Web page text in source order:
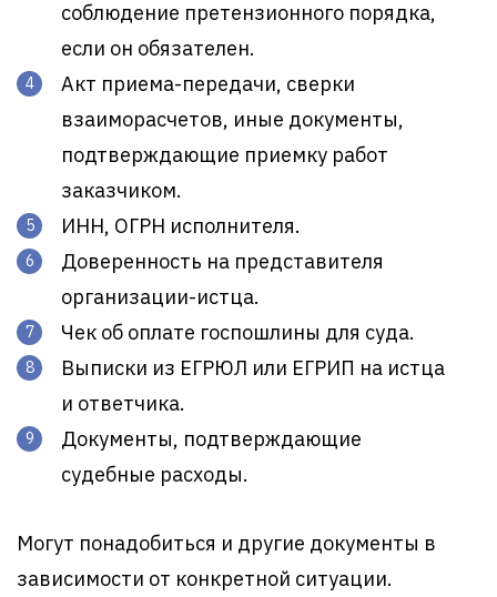
соблюдение претензионного порядка,
если он обязателен.
Акт приема-передачи, сверки
взаиморасчетов, иные документы,
подтверждающие приемку работ
заказчиком.
ИНН, ОГРН исполнителя.
Доверенность на представителя
организации-истца.
Чек об оплате госпошлины для суда.
Выписки из ЕГРЮЛ или ЕГРИП на истца
и ответчика.
Документы, подтверждающие
судебные расходы.
Могут понадобиться и другие документы в
зависимости от конкретной ситуации.